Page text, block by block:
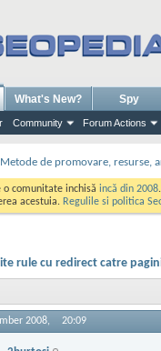
Community Forum Actions
What's New? Spy
Metode de promovare, resurse,
o comunitate inchisă incă din 2008
acestuia. Regulile si politica
rule cu redirect catre
2008, 20:09